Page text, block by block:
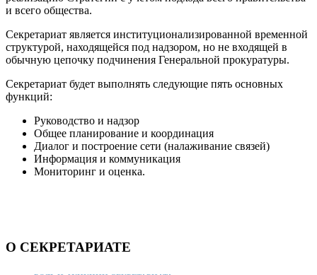
и всего общества.
Секретариат является институционализированной временной
структурой, находящейся под надзором, но не входящей в
обычную цепочку подчинения Генеральной прокуратуры.
Секретариат будет выполнять следующие пять основных
функций:
Руководство и надзор
Общее планирование и координация
Диалог и построение сети (налаживание связей)
Информация и коммуникация
Мониторинг и оценка.
О СЕКРЕТАРИАТЕ